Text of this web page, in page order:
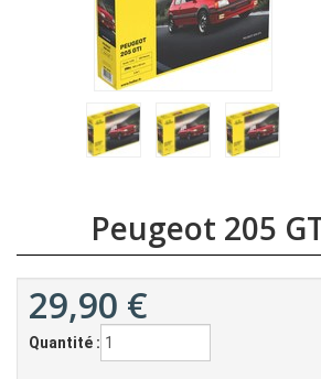
Peugeot 205
29,90 €
Quantité :